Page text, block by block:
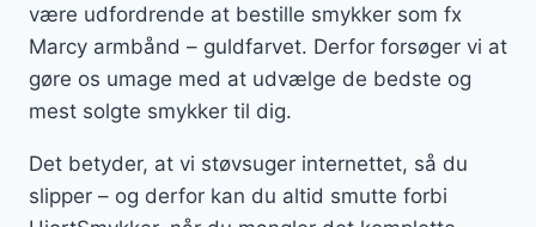
være udfordrende at bestille smykker som fx
Marcy armbånd – guldfarvet. Derfor forsøger vi at
gøre os umage med at udvælge de bedste og
mest solgte smykker til dig.
Det betyder, at vi støvsuger internettet, så du
slipper – og derfor kan du altid smutte forbi